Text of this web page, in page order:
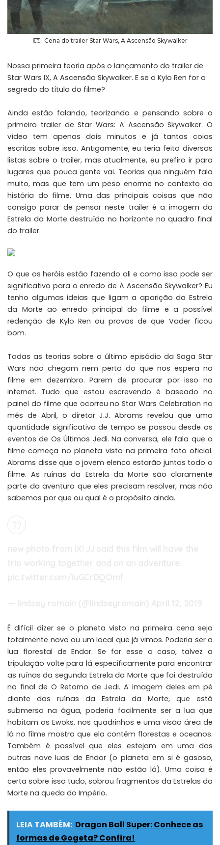
Cena do trailer Star Wars, A Ascensão Skywalker
Nossa primeira teoria após o lançamento do trailer de
Star Wars IX, A Ascensão Skywalker. E se o Kylo Ren for o
segredo do título do filme?
Ainda estão falando, teorizando e pensando sobre o
primeiro trailer de Star Wars: A Ascensão Skywalker. O
vídeo tem apenas dois minutos e já tantas coias
escritas sobre isso. Antigamente, eu teria feito diversas
listas sobre o trailer, mas atualmente, eu prefiro ir para
lugares que pouca gente vai. Teorias que ninguém fala
muito, mas que tem um peso enorme no contexto da
história do filme. Uma das principais coisas que não
consigo parar de pensar neste trailer é a imagem da
Estrela da Morte destruída no horizonte no quadro final
do trailer.
O que os heróis estão fazendo ali e como isso pode ser
significativo para o enredo de A Ascensão Skywalker? Eu
tenho algumas ideias que ligam a aparição da Estrela
da Morte ao enredo principal do filme e a possível
redenção de Kylo Ren ou provas de que Vader ficou
bom.
Todas as teorias sobre o último episódio da Saga Star
Wars não chegam nem perto do que nos espera no
filme em dezembro. Parem de procurar por isso na
internet. Tudo que estou escrevendo é baseado no
painel do filme que ocorreu no Star Wars Celebration no
mês de Abril, o diretor J.J. Abrams revelou que uma
quantidade significativa de tempo se passou desde os
eventos de Os Últimos Jedi. Na conversa, ele fala que o
filme começa no planeta visto na primeira foto oficial.
Abrams disse que o jovem elenco estarão juntos todo o
filme. As ruínas da Estrela da Morte são claramente
parte da aventura que eles precisam resolver, mas não
sabemos por que ou qual é o propósito ainda.
É difícil dizer se o planeta visto na primeira cena seja
totalmente novo ou um local que já vimos. Poderia ser a
lua florestal de Endor. Se for esse o caso, talvez a
tripulação volte para lá especificamente para encontrar
as ruínas da segunda Estrela da Morte que foi destruída
no final de O Retorno de Jedi. A imagem deles em pé
diante das ruínas da Estrela da Morte, que está
submerso na água, poderia facilmente ser a lua que
habitam os Ewoks, nos quadrinhos e uma visão área de
lá no filme mostra que ela contém florestas e oceanos.
Também é possível que eles estejam em uma das
outras nove luas de Endor (o planeta em si é gasoso,
então eles provavelmente não estão lá). Uma coisa é
certa sobre isso tudo, sobrou fragmentos da Estrelas da
Morte na queda do Império.
LEIA TAMBÉM: Dragon Ball Super: Conhece as
formas de Gogeta? Confira!